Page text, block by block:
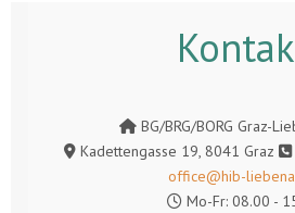
BG/BRG/BORG Graz-
Kadettengasse 19, 8041 Graz
office@hib-
Mo-Fr: 08.00 -